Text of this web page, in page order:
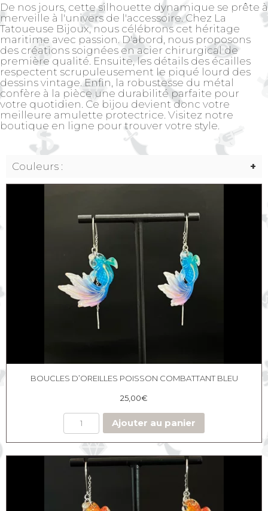
De nos jours, cette silhouette dynamique se prête à
merveille à l'univers de l'accessoire. Chez La
Tatoueuse Bijoux, nous célébrons cet héritage
maritime avec passion. D'abord, nous proposons
des créations soignées en acier chirurgical de
première qualité. Ensuite, les détails des écailles
respectent scrupuleusement le piqué lourd des
dessins vintage. Enfin, la robustesse du métal
confère à la pièce une durabilité parfaite pour
votre quotidien. Ce bijou devient donc votre
meilleure amulette protectrice. Visitez notre
boutique en ligne pour trouver votre style.
Couleurs :
BOUCLES D’OREILLES POISSON COMBATTANT BLEU
25,00€
Ajouter au panier